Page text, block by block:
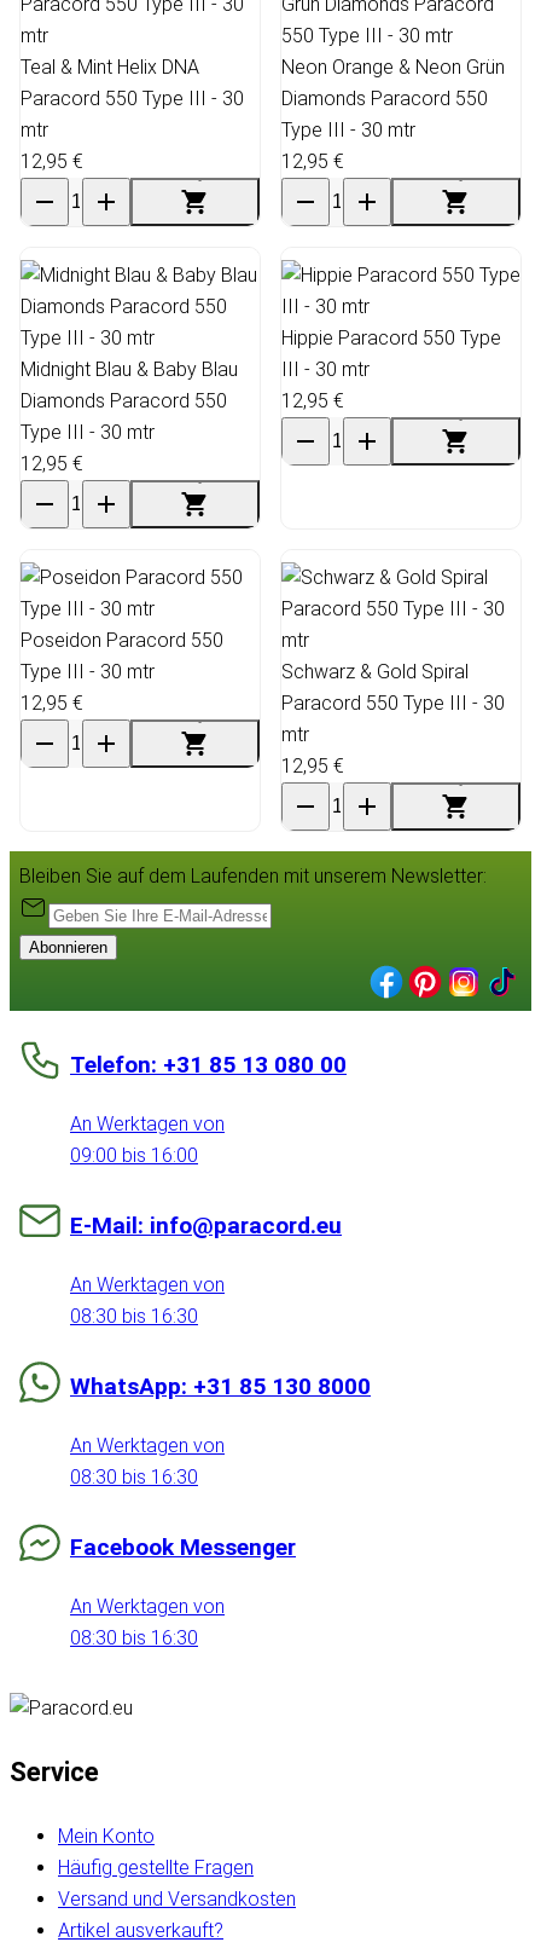
Teal & Mint Helix DNA
Paracord 550 Type III - 30
mtr
12,95 €
Neon Orange & Neon Grün
Diamonds Paracord 550
Type III - 30 mtr
12,95 €
Midnight Blau & Baby Blau
Diamonds Paracord 550
Type III - 30 mtr
12,95 €
Hippie Paracord 550 Type
III - 30 mtr
12,95 €
Poseidon Paracord 550
Type III - 30 mtr
12,95 €
Schwarz & Gold Spiral
Paracord 550 Type III - 30
mtr
12,95 €
Bleiben Sie auf dem Laufenden mit unserem Newsletter:
Abonnieren
Telefon: +31 85 13 080 00
An Werktagen von
09:00 bis 16:00
E-Mail: info@paracord.eu
An Werktagen von
08:30 bis 16:30
WhatsApp: +31 85 130 8000
An Werktagen von
08:30 bis 16:30
Facebook Messenger
An Werktagen von
08:30 bis 16:30
Service
Mein Konto
Häufig gestellte Fragen
Versand und Versandkosten
Artikel ausverkauft?